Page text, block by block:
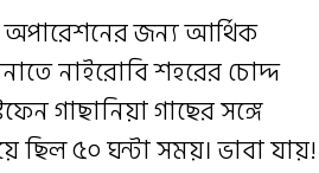
জন্য আর্থিক
নাইরোবি শহরের চোদ্দ
গাছানিয়া গাছের সঙ্গে
ছিল ৫০ ঘন্টা সময়। ভাবা যায়!